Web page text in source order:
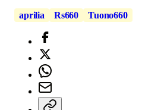
aprilia
Rs660 Tuono660